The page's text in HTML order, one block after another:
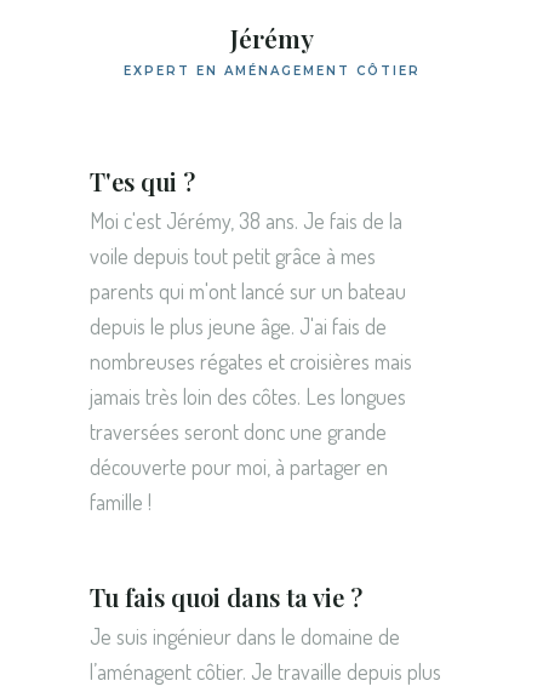
Jérémy
EXPERT EN AMÉNAGEMENT CÔTIER
T'es qui ?
Moi c'est Jérémy, 38 ans. Je fais de la
voile depuis tout petit grâce à mes
parents qui m'ont lancé sur un bateau
depuis le plus jeune âge. J'ai fais de
nombreuses régates et croisières mais
jamais très loin des côtes. Les longues
traversées seront donc une grande
découverte pour moi, à partager en
famille !
Tu fais quoi dans ta vie ?
Je suis ingénieur dans le domaine de
l’aménagent côtier. Je travaille depuis plus